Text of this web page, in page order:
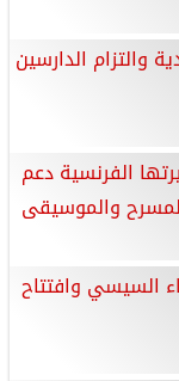
والتزام الدارسين
الفرنسية دعم
والموسيقى
السيسي وافتتاح